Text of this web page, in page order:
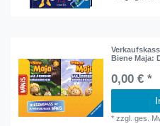
Biene Maja:
0,00 € *
*zzgl. ges.